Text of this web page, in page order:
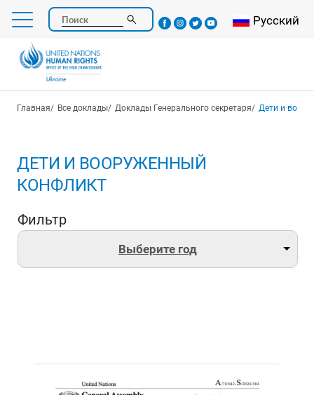
Перейти
основному
содержанию
Поиск Select your
Русский
Строка навигации
Главная Все доклады Доклады Генерального секретаря Дети и
ДЕТИ И ВООРУЖЕННЫЙ
КОНФЛИКТ
Фильтр
Выберите год